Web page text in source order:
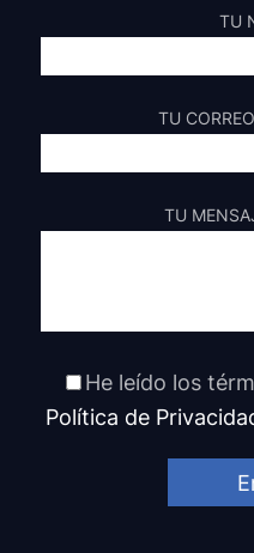
TU
TU
TU
He leído los
Política de